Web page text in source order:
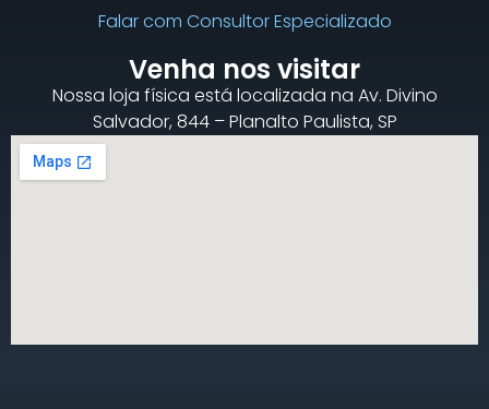
Falar com Consultor Especializado
Venha nos visitar
Nossa loja física está localizada na Av. Divino
Salvador, 844 – Planalto Paulista, SP